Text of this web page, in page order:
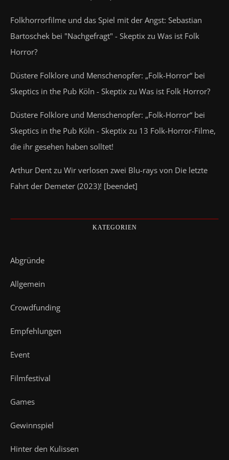
Folkhorrorfilme und das Spiel mit der Angst: Sebastian
Bartoschek bei "Nachgefragt" - Skeptix zu Was ist Folk
Horror?
Düstere Folklore und Menschenopfer: „Folk-Horror“ bei
Skeptics in the Pub Köln - Skeptix zu Was ist Folk Horror?
Düstere Folklore und Menschenopfer: „Folk-Horror“ bei
Skeptics in the Pub Köln - Skeptix zu 13 Folk-Horror-Filme,
die ihr gesehen haben solltet!
Arthur Dent zu Wir verlosen zwei Blu-rays von Die letzte
Fahrt der Demeter (2023)! [beendet]
KATEGORIEN
Abgründe
Allgemein
Crowdfunding
Empfehlungen
Event
Filmfestival
Games
Gewinnspiel
Hinter den Kulissen